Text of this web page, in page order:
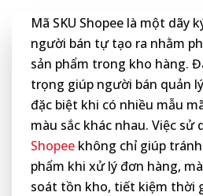
Mã SKU Shopee là một dãy
người bán tự tạo ra nhằm
sản phẩm trong kho hàng.
trọng giúp người bán quản
đặc biệt khi có nhiều mẫu
màu sắc khác nhau. Việc sử
Shopee không chỉ giúp
phẩm khi xử lý đơn hàng,
soát tồn kho, tiết kiệm thời